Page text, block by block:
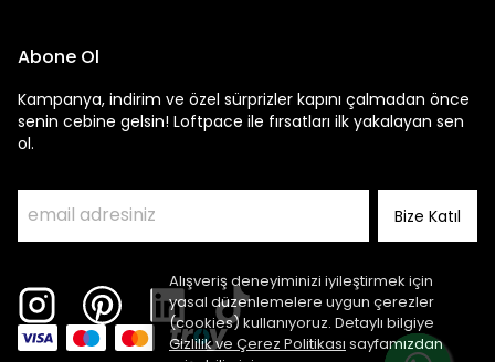
Alışveriş deneyiminizi iyileştirmek için
yasal düzenlemelere uygun çerezler
(cookies) kullanıyoruz. Detaylı bilgiye
Gizlilik ve Çerez Politikası sayfamızdan
Abone Ol
Kampanya, indirim ve özel sürprizler kapını çalmadan önce
senin cebine gelsin! Loftpace ile fırsatları ilk yakalayan sen
ol.
Bize Katıl